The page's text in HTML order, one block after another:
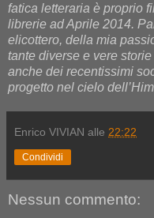
fatica letteraria è proprio
librerie ad Aprile 2014.
elicottero, della mia
tante diverse e vere
anche dei recentissimi
progetto nel cielo
Enrico VIVIAN alle 22:22
Condividi
Nessun commento: